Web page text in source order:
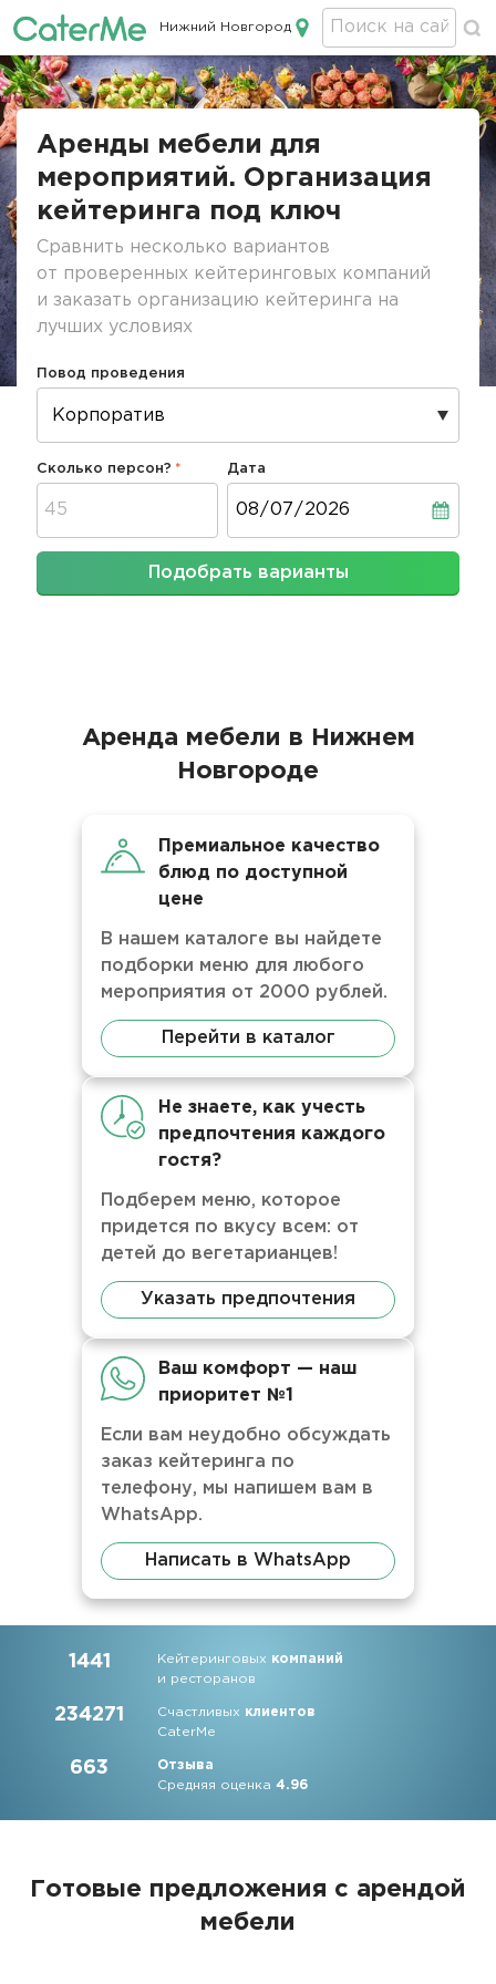
Кейтеринг в Нижнем Новгороде
Нижний Новгород
Строка
Аренды мебели для
мероприятий. Организация
кейтеринга под ключ
Сравнить несколько вариантов
от проверенных кейтеринговых компаний
и заказать организацию кейтеринга на
лучших условиях
Повод проведения
Сколько персон? Дата
Подобрать варианты
Аренда мебели в Нижнем
Новгороде
Премиальное качество
блюд по доступной
цене
В нашем каталоге вы найдете
подборки меню для любого
мероприятия от 2000 рублей.
Перейти в каталог
Не знаете, как учесть
предпочтения каждого
гостя?
Подберем меню, которое
придется по вкусу всем: от
детей до вегетарианцев!
Указать предпочтения
Ваш комфорт — наш
приоритет №1
Если вам неудобно обсуждать
заказ кейтеринга по
телефону, мы напишем вам в
WhatsApp.
Написать в WhatsApp
1441 Кейтеринговых компаний
и ресторанов
234271 Счастливых клиентов
CaterMe
663
Отзыва
Средняя оценка4.96
Готовые предложения с арендой
мебели